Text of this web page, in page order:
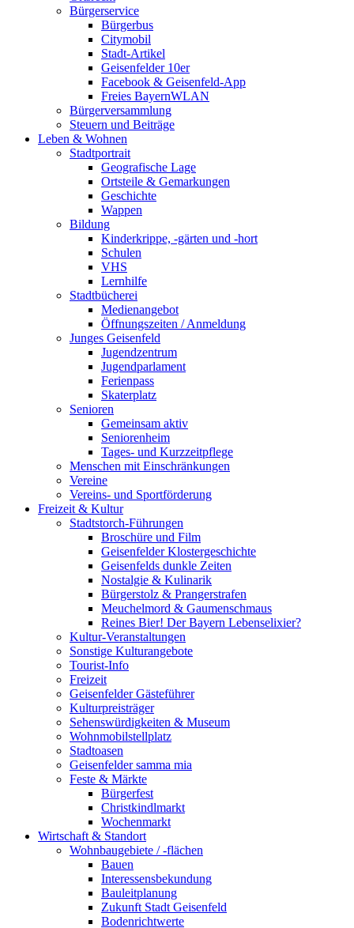
Bürgerservice
Bürgerbus
Citymobil
Stadt-Artikel
Geisenfelder 10er
Facebook & Geisenfeld-App
Freies BayernWLAN
Bürgerversammlung
Steuern und Beiträge
Leben & Wohnen
Stadtportrait
Geografische Lage
Ortsteile & Gemarkungen
Geschichte
Wappen
Bildung
Kinderkrippe, -gärten und -hort
Schulen
VHS
Lernhilfe
Stadtbücherei
Medienangebot
Öffnungszeiten / Anmeldung
Junges Geisenfeld
Jugendzentrum
Jugendparlament
Ferienpass
Skaterplatz
Senioren
Gemeinsam aktiv
Seniorenheim
Tages- und Kurzzeitpflege
Menschen mit Einschränkungen
Vereine
Vereins- und Sportförderung
Freizeit & Kultur
Stadtstorch-Führungen
Broschüre und Film
Geisenfelder Klostergeschichte
Geisenfelds dunkle Zeiten
Nostalgie & Kulinarik
Bürgerstolz & Prangerstrafen
Meuchelmord & Gaumenschmaus
Reines Bier! Der Bayern Lebenselixier?
Kultur-Veranstaltungen
Sonstige Kulturangebote
Tourist-Info
Freizeit
Geisenfelder Gästeführer
Kulturpreisträger
Sehenswürdigkeiten & Museum
Wohnmobilstellplatz
Stadtoasen
Geisenfelder samma mia
Feste & Märkte
Bürgerfest
Christkindlmarkt
Wochenmarkt
Wirtschaft & Standort
Wohnbaugebiete / -flächen
Bauen
Interessensbekundung
Bauleitplanung
Zukunft Stadt Geisenfeld
Bodenrichtwerte